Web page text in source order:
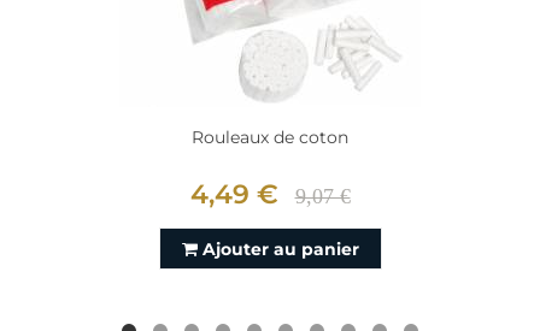
Rouleaux de coton
4,49 € 9,07 €
Ajouter au panier